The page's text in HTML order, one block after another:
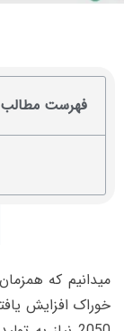
فهرست مطالب
میدانیم که
خوراک افزایش